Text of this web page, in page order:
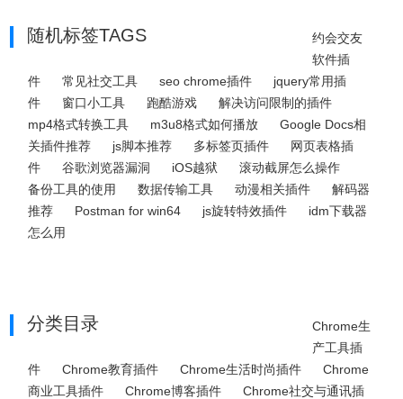
随机标签TAGS
约会交友
软件插
件
常见社交工具 seo chrome插件
jquery常用插
件
窗口小工具 跑酷游戏
解决访问限制的插件
mp4格式转换工具
m3u8格式如何播放
Google Docs相
关插件推荐
js脚本推荐 多标签页插件
网页表格插
件
谷歌浏览器漏洞 iOS越狱
滚动截屏怎么操作
备份工具的使用
数据传输工具 动漫相关插件
解码器
推荐
Postman for win64 js旋转特效插件
idm下载器
怎么用
分类目录
Chrome生
产工具插
件
Chrome教育插件 Chrome生活时尚插件
Chrome
商业工具插件
Chrome博客插件
Chrome社交与通讯插